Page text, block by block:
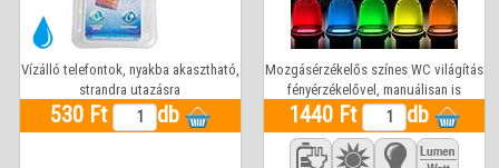
Vízálló telefontok, nyakba akasztható,
strandra utazásra
530 Ft db
Mozgásérzékelős színes WC világítás
fényérzékelővel, manuálisan is
bekapcsolható 3db AAA elemmel
működik
1440 Ft db